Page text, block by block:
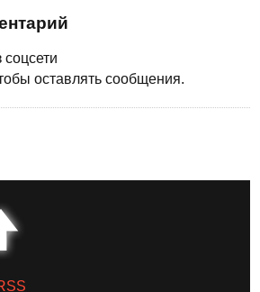
соцсети
оставлять сообщения.